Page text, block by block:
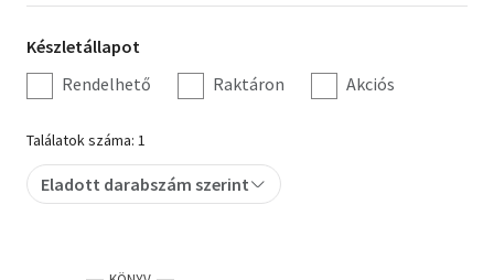
Hobbi, szabadidő
Irodalom
Művészet
Szakkönyv
szűrés
Készletállapot
szűrés
Készletállapot
Rendelhető
Raktáron Akciós
Találatok száma: 1
Eladott darabszám szerint